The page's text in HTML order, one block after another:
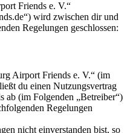
Friends e. V.“
wird zwischen dir und
Regelungen geschlossen:
Airport Friends e. V.“ (im
du einen Nutzungsvertrag
ab (im Folgenden „Betreiber“)
Regelungen
nicht einverstanden bist, so